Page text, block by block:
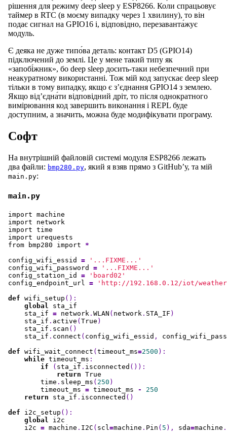
рішення для режиму deep sleep у ESP8266. Коли спрацьовує
таймер в RTC (в моєму випадку через 1 хвилину), то він
подає сигнал на GPIO16 і, відповідно, перезаванта́жує
модуль.
Є деяка не дуже типо́ва деталь: контакт D5 (GPIO14)
підключений до землі. Це у мене такий типу як
«запобі́жник», бо deep sleep досить-таки небезпечний при
неакуратному використанні. Тож мій код запускає deep sleep
тільки в тому випадку, якщо є з’єднання GPIO14 з землею.
Якщо від’єдна́ти відповідний дріт, то після однократного
вимірювання код завершить виконання і REPL буде
доступним, а значить, можна буде модифікувати програму.
Софт
На внутрішній файловій системі модуля ESP8266 лежать
два файли: bmp280.py, який я взяв прямо з GitHub’у, та мій
main.py:
main.py
import machine
import
network
import time
import
urequests
from
bmp280 import
*
config_wifi_essid
=
'...FIXME...'
config_wifi_password
=
'...FIXME...'
config_station_id
=
'board02'
config_endpoint_url
=
'http://192.168.0.12/iot/
def wifi_setup ():
global
sta_if
sta_if = network . WLAN ( network . STA_IF )
sta_if . active ( True )
sta_if . scan ()
sta_if . connect ( config_wifi_essid ,
def wifi_wait_connect ( timeout_ms=2500 ):
while timeout_ms :
if
( sta_if . isconnected ()):
return True
time . sleep_ms ( 250 )
timeout_ms = timeout_ms -
250
return
sta_if . isconnected ()
def
i2c_setup ():
global
i2c
i2c = machine . I2C ( scl =machine . Pin ( 5 ), sda=machine .